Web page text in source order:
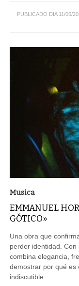
PUBLICADO DIA 11/05/
Musica
EMMANUEL
GÓTICO»
Una obra que
perder identidad.
combina elegancia,
demostrar por qué es
indiscutible.